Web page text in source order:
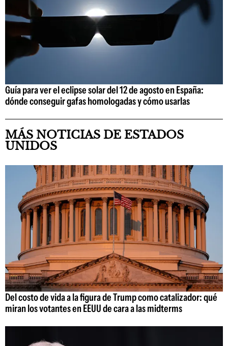
Guía para ver el eclipse solar del 12 de agosto en España:
dónde conseguir gafas homologadas y cómo usarlas
MÁS NOTICIAS DE ESTADOS
UNIDOS
Del costo de vida a la figura de Trump como catalizador: qué
miran los votantes en EEUU de cara a las midterms